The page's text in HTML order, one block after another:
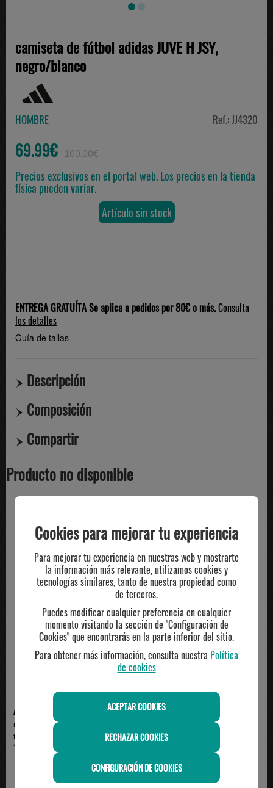
camiseta de fútbol adidas JUVE H JSY,
negro/blanco
HOMBRE Ref.: JJ4320
69.99€ 100.00€
Precios exclusivos en el portal web. Los precios en la tienda
física pueden variar.
Artículo sin stock
ENTREGA GRATUÍTA Se aplica a pedidos por 80€ o más.Consulta
los detalles
Guía de tallas
Descripción
Composición
Compartir
Producto no disponible
TE PUEDE INTERESAR
ADIDAS
minikit 2ª camiseta Real Madrid
temp. 26/27 , v...
110.00€
ADIDAS
2ª camiseta Real Madrid temp.
26/27 , verde
Cookies para mejorar tu experiencia
Para mejorar tu experiencia en nuestras web y mostrarte
la información más relevante, utilizamos cookies y
tecnologías similares, tanto de nuestra propiedad como
de terceros.
Puedes modificar cualquier preferencia en cualquier
momento visitando la sección de "Configuración de
Cookies" que encontrarás en la parte inferior del sitio.
Para obtener más información, consulta nuestra Política
de cookies
ACEPTAR COOKIES
RECHAZAR COOKIES
CONFIGURACIÓN DE COOKIES